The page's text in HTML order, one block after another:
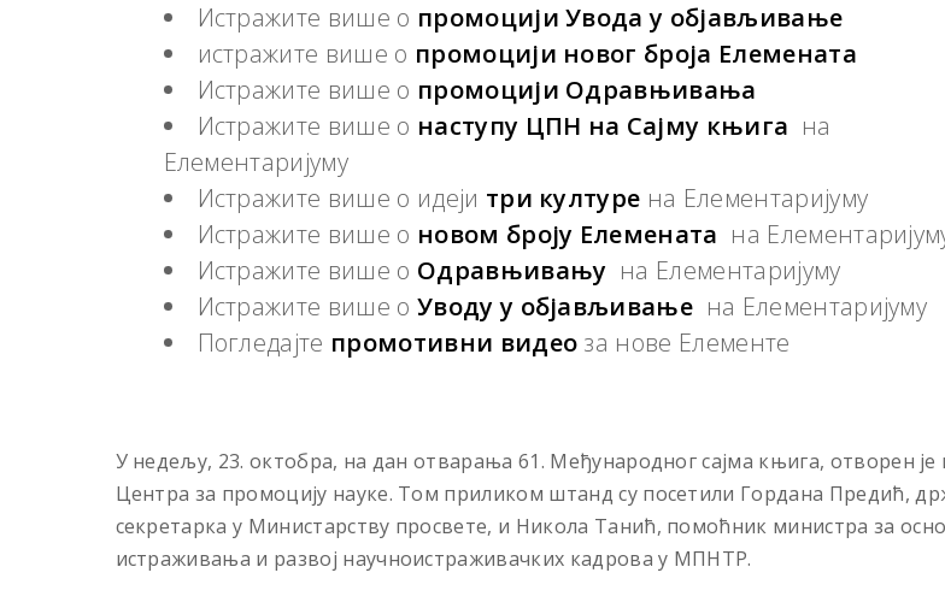
Истражите више о промоцији Увода у објављивање
истражите више о промоцији новог броја Елемената
Истражите више о промоцији Одравњивања
Истражите више о наступу ЦПН на Сајму књига на
Елементаријуму
Истражите више о идеји три културе на Елементаријуму
Истражите више о новом броју Елемената на
Истражите више о Одравњивању на Елементаријуму
Истражите више о Уводу у објављивање на Елементаријуму
Погледајте промотивни видео за нове Елементе
У недељу, 23. октобра, на дан отварања 61. Међународног сајма књига, отворен
Центра за промоцију науке. Том приликом штанд су посетили Гордана Предић,
секретарка у Министарству просвете, и Никола Танић, помоћник министра за
истраживања и развој научноистраживачких кадрова у МПНТР.